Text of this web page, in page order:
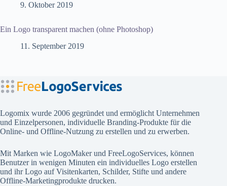
9. Oktober 2019
Ein Logo transparent machen (ohne Photoshop)
11. September 2019
Logomix wurde 2006 gegründet und ermöglicht Unternehmen
und Einzelpersonen, individuelle Branding-Produkte für die
Online- und Offline-Nutzung zu erstellen und zu erwerben.
Mit Marken wie LogoMakerund FreeLogoServices, können
Benutzer in wenigen Minuten ein individuelles Logo erstellen
und ihr Logo auf Visitenkarten, Schilder, Stifte und andere
Offline-Marketingprodukte drucken.